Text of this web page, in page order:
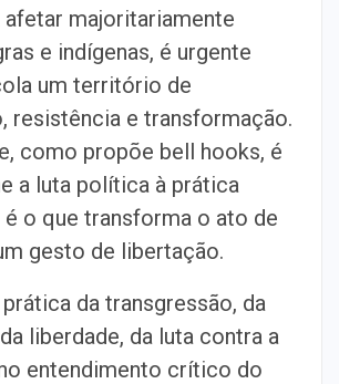
afetar majoritariamente
e indígenas, é urgente
um território de
resistência e transformação.
como propõe bell hooks, é
a luta política à prática
é o que transforma o ato de
gesto de libertação.
prática da transgressão, da
liberdade, da luta contra a
entendimento crítico do